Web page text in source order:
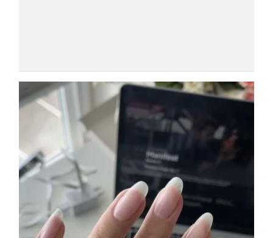
COSMOPROF WORLDWIDE BOLOGNA